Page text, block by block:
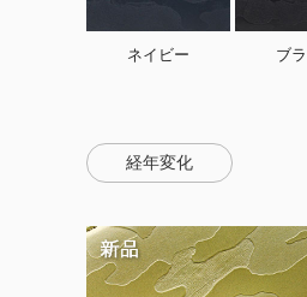
ネイビー ブ
経年変化